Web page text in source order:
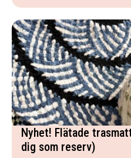
Nyhet! Flätade
dig som reserv)